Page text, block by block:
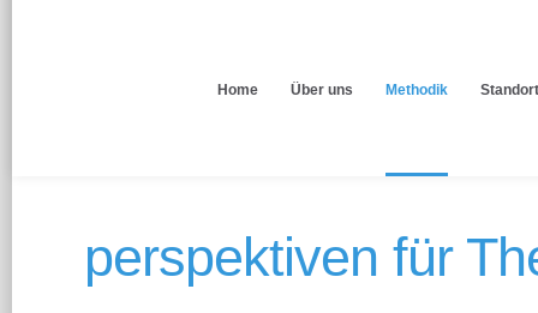
Home Über uns Methodik
perspektiven für